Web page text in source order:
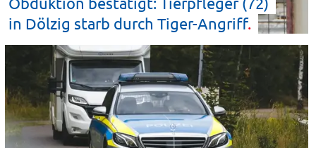
in Dölzig starb durch Tiger-Angriff